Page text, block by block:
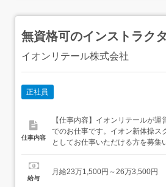
無資格可のインストラク
イオンリテール株式会社
正社員
仕事内容
【仕事内容】イオンリテールが
でのお仕事です。イオン新体操ス
としてお仕事いただける方を募集
生対象の新体操スクールでのコー
を考慮して採用後に決定 新卒本州
給与
月給23万1,500円～26万3,500円